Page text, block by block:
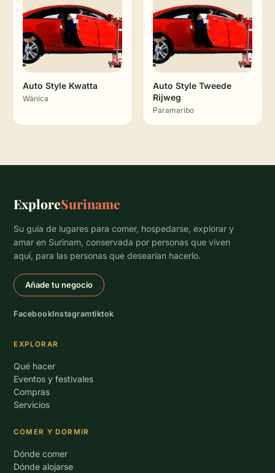
Auto Style Kwatta
Wánica
Auto Style Tweede
Rijweg
Paramaribo
ExploreSuriname
Su guía de lugares para comer, hospedarse, explorar y
amar en Surinam, conservada por personas que viven
aquí, para las personas que desearían hacerlo.
Añade tu negocio
FacebookInstagramtiktok
EXPLORAR
Qué hacer
Eventos y festivales
Compras
Servicios
COMER Y DORMIR
Dónde comer
Dónde alojarse